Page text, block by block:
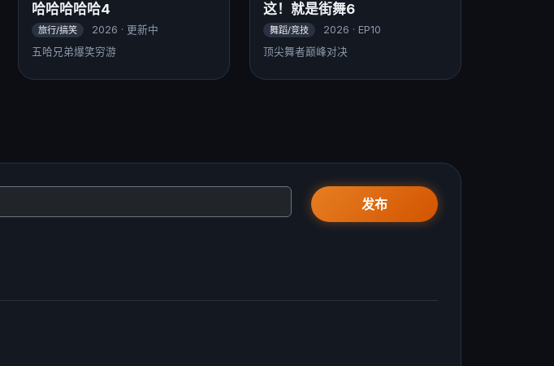
哈哈哈哈哈4
旅行/搞笑
2026 · 更新中
五哈兄弟爆笑穷游
这！就是街舞6
舞蹈/竞技
2026 · EP10
顶尖舞者巅峰对决
发布